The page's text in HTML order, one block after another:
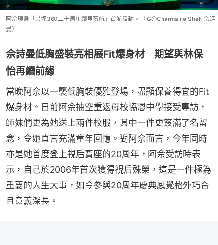
阿佘現身「昂坪360二十周年纜車夜航」首航活動。（IG@Charmaine Sheh 佘詩
曼）
佘詩曼低胸盛裝亮相展Fit爆身材 期望與林保
怡再續前緣
當晚阿佘以一襲低胸裝優雅登場，盡顯保養得宜的Fit
爆身材。日前阿佘抽空重返母校協恩中學接受專訪，
師妹們更為她送上兩件校服，其中一件更簽滿了名留
念，令她直言充滿童年回憶。對阿佘而言，今年同時
亦是她首度登上視后寶座的20周年，阿佘受訪時表
示，自己於2006年首次獲得視后殊榮，這是一件極為
重要的人生大事，如今參與20周年慶典感覺格外巧合
且意義深長。